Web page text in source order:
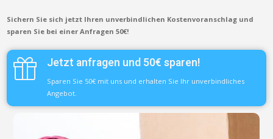
Sichern Sie sich jetzt Ihren unverbindlichen Kostenvoranschlag und
sparen Sie bei einer Anfragen 50€!
Jetzt anfragen und 50€ sparen!
Sparen Sie 50€ mit uns und erhalten Sie Ihr unverbindliches
Angebot.